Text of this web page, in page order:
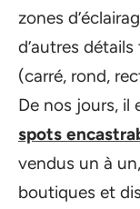
zones
d’autres
(carré, rond,
De nos jours, il
spots
vendus un à
boutiques et